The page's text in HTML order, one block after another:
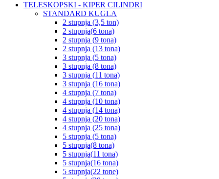
TELESKOPSKI - KIPER CILINDRI
STANDARD KUGLA
2 stupnja (3,5 ton)
2 stupnja(6 tona)
2 stupnja (9 tona)
2 stupnja (13 tona)
3 stupnja (5 tona)
3 stupnja (8 tona)
3 stupnja (11 tona)
3 stupnja (16 tona)
4 stupnja (7 tona)
4 stupnja (10 tona)
4 stupnja (14 tona)
4 stupnja (20 tona)
4 stupnja (25 tona)
5 stupnja (5 tona)
5 stupnja(8 tona)
5 stupnja(11 tona)
5 stupnja(16 tona)
5 stupnja(22 tone)